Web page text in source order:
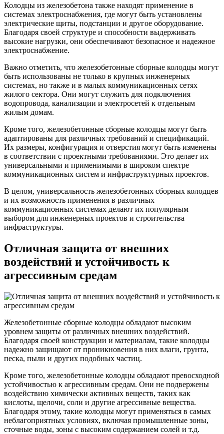
Колодцы из железобетона также находят применение в
системах электроснабжения, где могут быть установлены
электрические щиты, подстанции и другое оборудование.
Благодаря своей структуре и способности выдерживать
высокие нагрузки, они обеспечивают безопасное и надежное
электроснабжение.
Важно отметить, что железобетонные сборные колодцы могут
быть использованы не только в крупных инженерных
системах, но также и в малых коммуникационных сетях
жилого сектора. Они могут служить для подключения
водопровода, канализации и электросетей к отдельным
жилым домам.
Кроме того, железобетонные сборные колодцы могут быть
адаптированы для различных требований и спецификаций.
Их размеры, конфигурация и отверстия могут быть изменены
в соответствии с проектными требованиями. Это делает их
универсальными и применимыми в широком спектре
коммуникационных систем и инфраструктурных проектов.
В целом, универсальность железобетонных сборных колодцев
и их возможность применения в различных
коммуникационных системах делают их популярным
выбором для инженерных проектов и строительства
инфраструктуры.
Отличная защита от внешних
воздействий и устойчивость к
агрессивным средам
Железобетонные сборные колодцы обладают высоким
уровнем защиты от различных внешних воздействий.
Благодаря своей конструкции и материалам, такие колодцы
надежно защищают от проникновения в них влаги, грунта,
песка, пыли и других подобных частиц.
Кроме того, железобетонные колодцы обладают превосходной
устойчивостью к агрессивным средам. Они не подвержены
воздействию химически активных веществ, таких как
кислоты, щелочи, соли и другие агрессивные вещества.
Благодаря этому, такие колодцы могут применяться в самых
неблагоприятных условиях, включая промышленные зоны,
сточные воды, зоны с высоким содержанием солей и т.д.